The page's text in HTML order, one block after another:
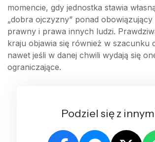
momencie, gdy jednostka stawia
„dobra ojczyzny” ponad
prawny i prawa innych ludzi.
kraju objawia się również w szacunku
nawet jeśli w danej chwili wydają się
ograniczające.
Podziel się z